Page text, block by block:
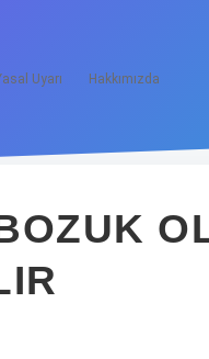
Uyarı Hakkımızda